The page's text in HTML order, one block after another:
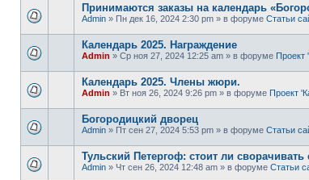
Принимаются заказы на календарь
Admin » Пн дек 16, 2024 2:30 pm » в форуме Статьи
Календарь 2025. Награждение
Admin » Ср ноя 27, 2024 12:25 am » в форуме Проект
Календарь 2025. Члены жюри.
Admin » Вт ноя 26, 2024 9:26 pm » в форуме Проект
Богородицкий дворец
Admin » Пт сен 27, 2024 5:53 pm » в форуме Статьи
Тульский Петергоф: стоит ли
Admin » Чт сен 26, 2024 12:48 am » в форуме Статьи